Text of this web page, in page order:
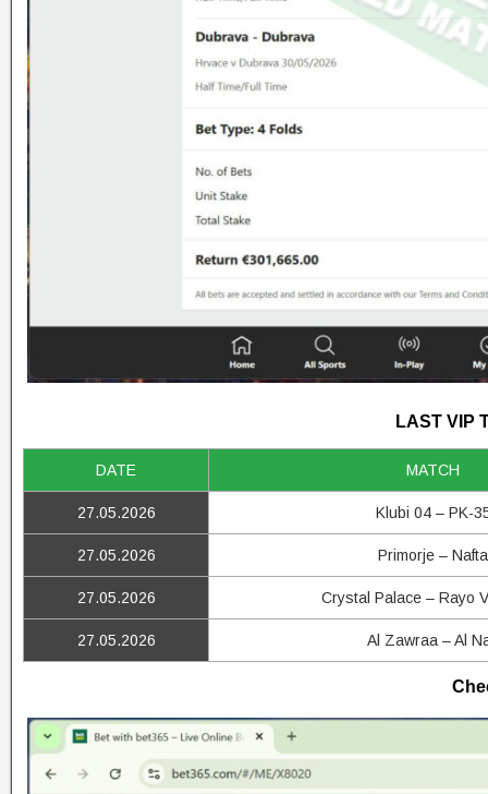
LAST VIP
DATE MATCH
27.05.2026 Klubi 04 – PK-
27.05.2026 Primorje – Nafta
27.05.2026 Crystal Palace – Rayo
27.05.2026 Al Zawraa – Al